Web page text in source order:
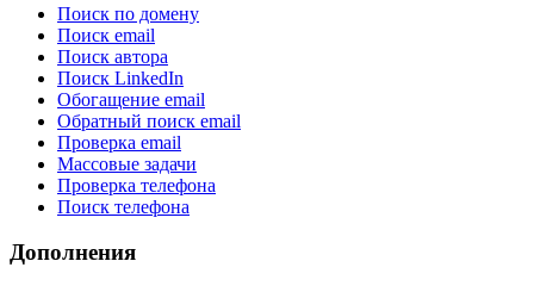
Поиск по домену
Поиск email
Поиск автора
Поиск LinkedIn
Обогащение email
Обратный поиск email
Проверка email
Массовые задачи
Проверка телефона
Поиск телефона
Дополнения